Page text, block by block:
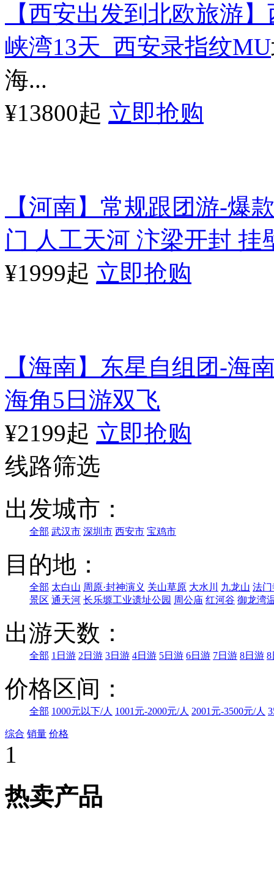
【西安出发到北欧旅游
峡湾13天_西安录指纹MU
海...
¥13800起 立即抢购
【河南】常规跟团游-爆
门 人工天河 汴梁开封 挂
¥1999起 立即抢购
【海南】东星自组团-海
海角5日游双飞
¥2199起 立即抢购
线路筛选
出发城市：
全部 武汉市 深圳市 西安市 宝鸡市
目的地：
全部 太白山 周原·封神演义 关山草原 大水川 九龙山 法门
景区 通天河 长乐塬工业遗址公园 周公庙 红河谷 御龙湾
出游天数：
全部 1日游 2日游 3日游 4日游 5日游 6日游 7日游 8日游 8
价格区间：
全部 1000元以下/人 1001元-2000元/人 2001元-3500元/人
综合 销量 价格
1
热卖产品